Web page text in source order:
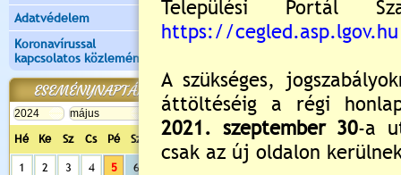
Adatvédelem
Koronavírussal
kapcsolatos közlemények
ESEMÉNYNAPTÁR
Hé Ke Sz Cs Pé Sz Va
1 2 3 4 5 6